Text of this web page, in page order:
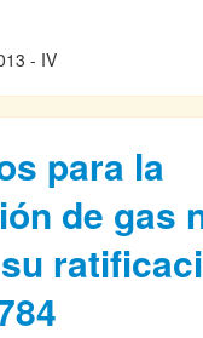
- IV
para la
de gas